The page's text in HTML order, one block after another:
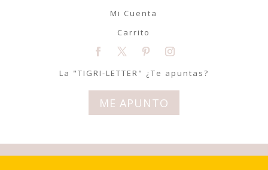
Mi Cuenta
Carrito
La "TIGRI-LETTER" ¿Te apuntas?
ME APUNTO